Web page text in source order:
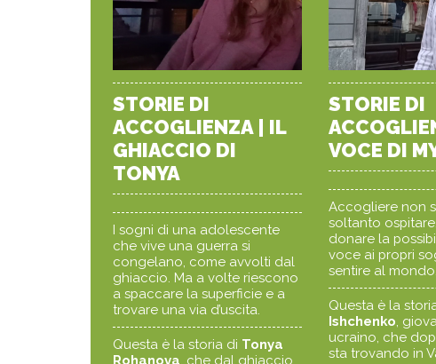
STORIE DI
ACCOGLIENZA | IL
GHIACCIO DI
TONYA
I sogni di una adolescente
che vive una guerra si
congelano, come avvolti dal
ghiaccio. Ma a volte riescono
a spaccare la superficie e a
trovare una via d’uscita.
Questa è la storia di Tonya
Rohanova, che dal ghiaccio
STORIE DI
VOCE DI
Accogliere non
soltanto
donare la
voce ai propri
sentire al mondo.
Questa è la
Ishchenko,
ucraino, che
sta trovando in